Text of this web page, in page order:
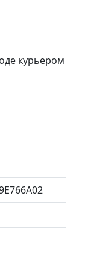
курьером